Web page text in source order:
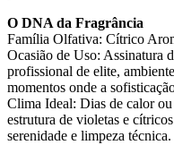
O DNA da Fragrância
Família Olfativa: Cítrico
Ocasião de Uso: Assinatura
profissional de elite,
momentos onde a
Clima Ideal: Dias de calor ou
estrutura de violetas e
serenidade e limpeza técnica.